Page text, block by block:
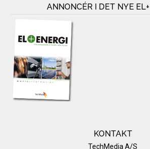
ANNONCÉR I DET NYE
KONTAKT
TechMedia A/S